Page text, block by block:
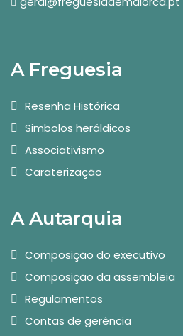
A Freguesia
Resenha Histórica
Simbolos heráldicos
Associativismo
Caraterização
A Autarquia
Composição do executivo
Composição da assembleia
Regulamentos
Contas de gerência